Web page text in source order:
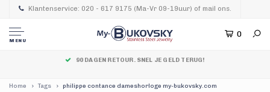
Klantenservice: 020 - 617 9175 (Ma-Vr 09-19uur) of mail ons.
MENU
0
90 DAGEN RETOUR. SNEL JE GELD TERUG!
Home Tags philippe contance dameshorloge my-bukovsky.com